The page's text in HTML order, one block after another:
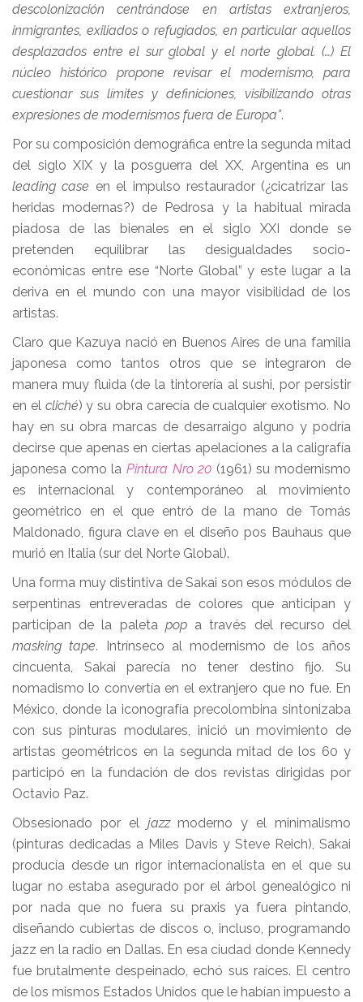
descolonización centrándose en artistas extranjeros,
inmigrantes, exiliados o refugiados, en particular aquellos
desplazados entre el sur global y el norte global. (…) El
núcleo histórico propone revisar el modernismo, para
cuestionar sus límites y definiciones, visibilizando otras
expresiones de modernismos fuera de Europa”.
Por su composición demográfica entre la segunda mitad
del siglo XIX y la posguerra del XX, Argentina es un
leading case en el impulso restaurador (¿cicatrizar las
heridas modernas?) de Pedrosa y la habitual mirada
piadosa de las bienales en el siglo XXI donde se
pretenden equilibrar las desigualdades socio-
económicas entre ese “Norte Global” y este lugar a la
deriva en el mundo con una mayor visibilidad de los
artistas.
Claro que Kazuya nació en Buenos Aires de una familia
japonesa como tantos otros que se integraron de
manera muy fluida (de la tintorería al sushi, por persistir
en el cliché) y su obra carecía de cualquier exotismo. No
hay en su obra marcas de desarraigo alguno y podría
decirse que apenas en ciertas apelaciones a la caligrafía
japonesa como la Pintura Nro 20 (1961) su modernismo
es internacional y contemporáneo al movimiento
geométrico en el que entró de la mano de Tomás
Maldonado, figura clave en el diseño pos Bauhaus que
murió en Italia (sur del Norte Global).
Una forma muy distintiva de Sakai son esos módulos de
serpentinas entreveradas de colores que anticipan y
participan de la paleta popa través del recurso del
masking tape. Intrínseco al modernismo de los años
cincuenta, Sakai parecía no tener destino fijo. Su
nomadismo lo convertía en el extranjero que no fue. En
México, donde la iconografía precolombina sintonizaba
con sus pinturas modulares, inició un movimiento de
artistas geométricos en la segunda mitad de los 60 y
participó en la fundación de dos revistas dirigidas por
Octavio Paz.
Obsesionado por el jazzmoderno y el minimalismo
(pinturas dedicadas a Miles Davis y Steve Reich), Sakai
producía desde un rigor internacionalista en el que su
lugar no estaba asegurado por el árbol genealógico ni
por nada que no fuera su praxis ya fuera pintando,
diseñando cubiertas de discos o, incluso, programando
jazz en la radio en Dallas. En esa ciudad donde Kennedy
fue brutalmente despeinado, echó sus raíces. El centro
de los mismos Estados Unidos que le habían impuesto a